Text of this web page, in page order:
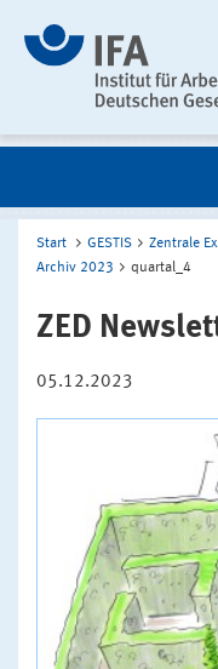
Start GESTIS Zentrale
Archiv 2023
quartal_4
ZED
05.12.2023